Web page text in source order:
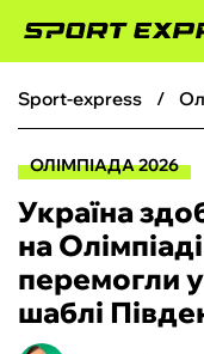
ФУТБОЛ
БОКС
ХОКЕЙ
sport-express
ОЛІМПІАДА 2026
Україна
на
перемогли
шаблі